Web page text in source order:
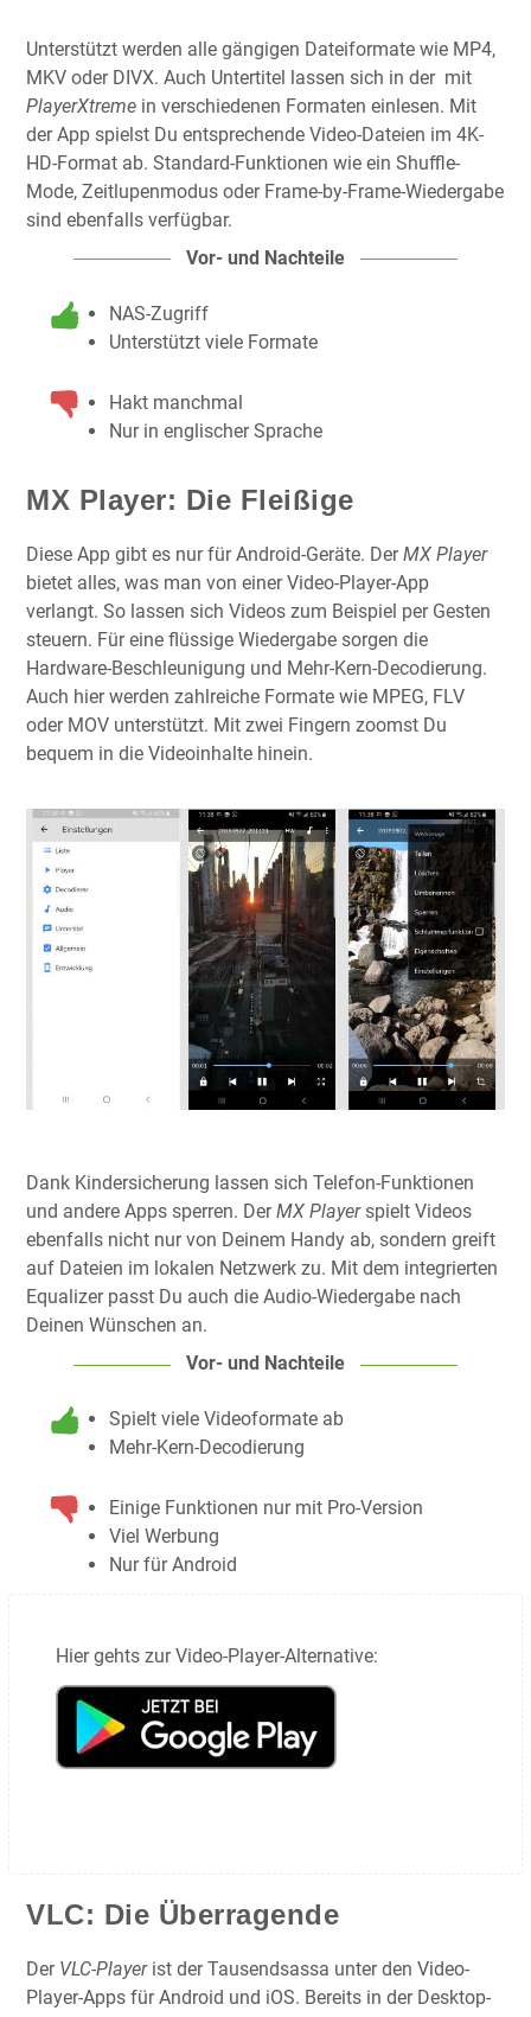
Unterstützt werden alle gängigen Dateiformate wie MP4,
MKV oder DIVX. Auch Untertitel lassen sich in der mit
PlayerXtreme in verschiedenen Formaten einlesen. Mit
der App spielst Du entsprechende Video-Dateien im 4K-
HD-Format ab. Standard-Funktionen wie ein Shuffle-
Mode, Zeitlupenmodus oder Frame-by-Frame-Wiedergabe
sind ebenfalls verfügbar.
Vor- und Nachteile
NAS-Zugriff
Unterstützt viele Formate
Hakt manchmal
Nur in englischer Sprache
MX Player: Die Fleißige
Diese App gibt es nur für Android-Geräte. DerMX Player
bietet alles, was man von einer Video-Player-App
verlangt. So lassen sich Videos zum Beispiel per Gesten
steuern. Für eine flüssige Wiedergabe sorgen die
Hardware-Beschleunigung und Mehr-Kern-Decodierung.
Auch hier werden zahlreiche Formate wie MPEG, FLV
oder MOV unterstützt. Mit zwei Fingern zoomst Du
bequem in die Videoinhalte hinein.
Dank Kindersicherung lassen sich Telefon-Funktionen
und andere Apps sperren. DerMX Playerspielt Videos
ebenfalls nicht nur von Deinem Handy ab, sondern greift
auf Dateien im lokalen Netzwerk zu. Mit dem integrierten
Equalizer passt Du auch die Audio-Wiedergabe nach
Deinen Wünschen an.
Vor- und Nachteile
Spielt viele Videoformate ab
Mehr-Kern-Decodierung
Einige Funktionen nur mit Pro-Version
Viel Werbung
Nur für Android
Hier gehts zur Video-Player-Alternative:
VLC: Die Überragende
Der VLC-Playerist der Tausendsassa unter den Video-
Player-Apps für Android und iOS. Bereits in der Desktop-